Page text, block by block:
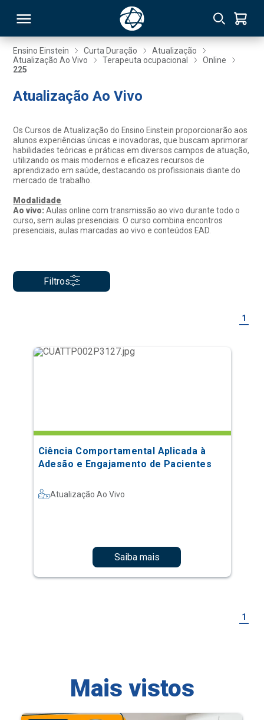
Ensino Einstein Curta Duração
Atualização
Atualização Ao Vivo
Terapeuta ocupacional
Online
225
Atualização Ao Vivo
Os Cursos de Atualização do Ensino Einstein proporcionarão aos
alunos experiências únicas e inovadoras, que buscam aprimorar
habilidades teóricas e práticas em diversos campos de atuação,
utilizando os mais modernos e eficazes recursos de
aprendizado em saúde, destacando os profissionais diante do
mercado de trabalho.
Modalidade
Ao vivo:Aulas online com transmissão ao vivo durante todo o
curso, sem aulas presenciais. O curso combina encontros
presenciais, aulas marcadas ao vivo e conteúdos EAD.
Filtros
1
Ciência Comportamental Aplicada à
Adesão e Engajamento de Pacientes
Atualização Ao Vivo
Saiba mais
1
Mais vistos